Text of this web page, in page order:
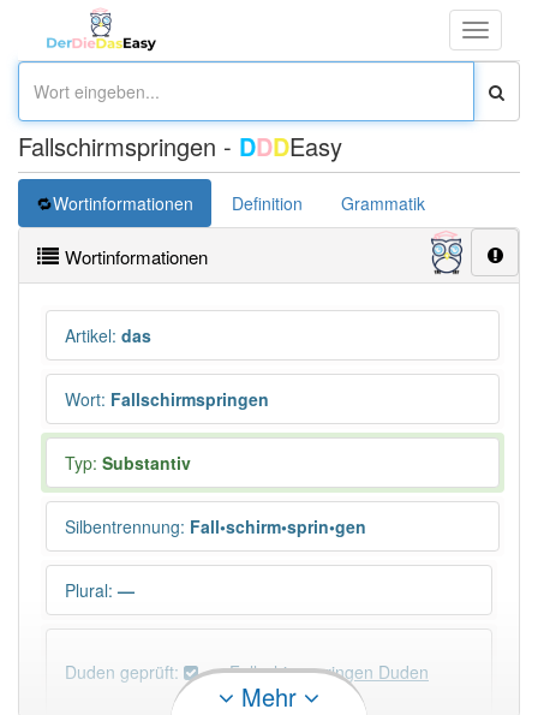
Toggle
Fallschirmspringen - DDDEasy
Wortinformationen Definition Grammatik
Wortinformationen
Artikel: das
Wort: Fallschirmspringen
Typ: Substantiv
Silbentrennung: Fall•schirm•sprin•gen
Plural: —
Duden geprüft: Fallschirmspringen Duden
Mehr